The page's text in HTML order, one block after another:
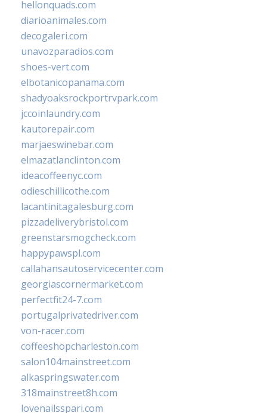
hellonquads.com
diarioanimales.com
decogaleri.com
unavozparadios.com
shoes-vert.com
elbotanicopanama.com
shadyoaksrockportrvpark.com
jccoinlaundry.com
kautorepair.com
marjaeswinebar.com
elmazatlanclinton.com
ideacoffeenyc.com
odieschillicothe.com
lacantinitagalesburg.com
pizzadeliverybristol.com
greenstarsmogcheck.com
happypawspl.com
callahansautoservicecenter.com
georgiascornermarket.com
perfectfit24-7.com
portugalprivatedriver.com
von-racer.com
coffeeshopcharleston.com
salon104mainstreet.com
alkaspringswater.com
318mainstreet8h.com
lovenailsspari.com